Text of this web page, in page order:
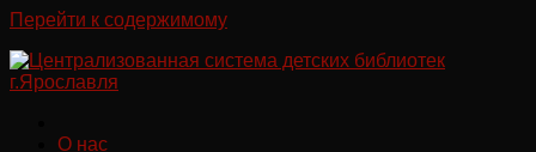
Перейти к содержимому
О нас